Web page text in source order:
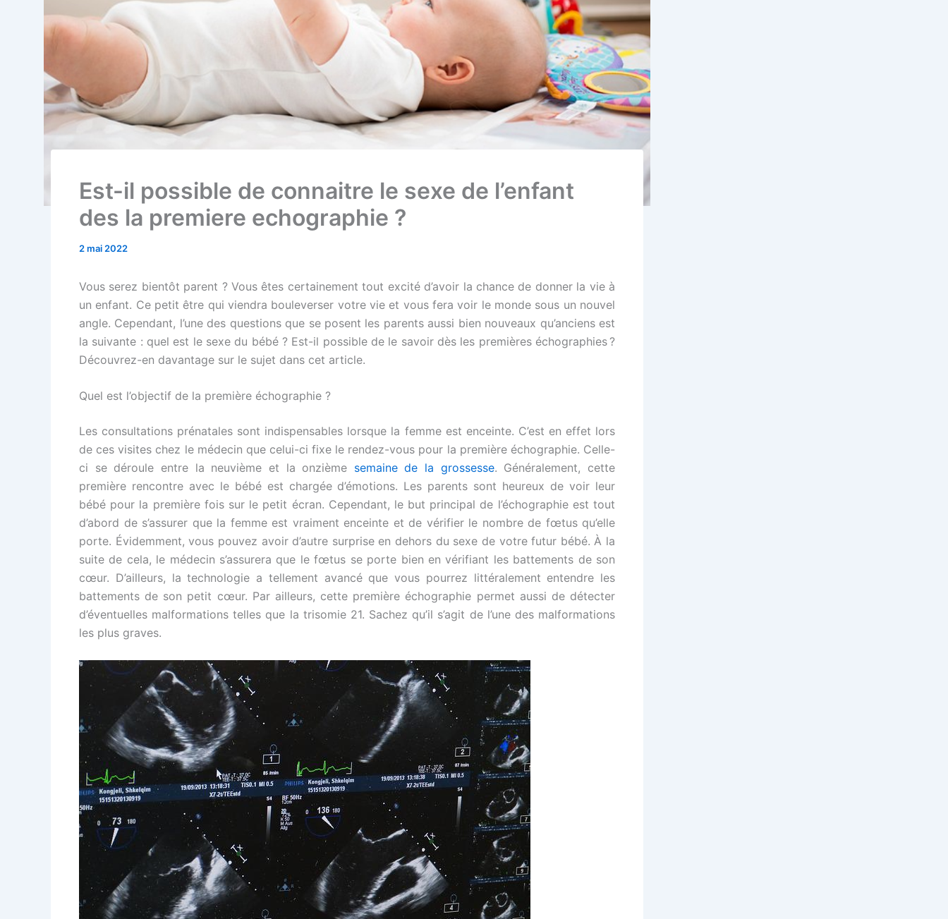
Est-il possible de connaitre le sexe de l’enfant
des la premiere echographie ?
2 mai 2022
Vous serez bientôt parent ? Vous êtes certainement tout excité d’avoir la chance de donner la vie à
un enfant. Ce petit être qui viendra bouleverser votre vie et vous fera voir le monde sous un nouvel
angle. Cependant, l’une des questions que se posent les parents aussi bien nouveaux qu’anciens est
la suivante : quel est le sexe du bébé ? Est-il possible de le savoir dès les premières échographies ?
Découvrez-en davantage sur le sujet dans cet article.
Quel est l’objectif de la première échographie ?
Les consultations prénatales sont indispensables lorsque la femme est enceinte. C’est en effet lors
de ces visites chez le médecin que celui-ci fixe le rendez-vous pour la première échographie. Celle-
ci se déroule entre la neuvième et la onzième semaine de la grossesse. Généralement, cette
première rencontre avec le bébé est chargée d’émotions. Les parents sont heureux de voir leur
bébé pour la première fois sur le petit écran. Cependant, le but principal de l’échographie est tout
d’abord de s’assurer que la femme est vraiment enceinte et de vérifier le nombre de fœtus qu’elle
porte. Évidemment, vous pouvez avoir d’autre surprise en dehors du sexe de votre futur bébé. À la
suite de cela, le médecin s’assurera que le fœtus se porte bien en vérifiant les battements de son
cœur. D’ailleurs, la technologie a tellement avancé que vous pourrez littéralement entendre les
battements de son petit cœur. Par ailleurs, cette première échographie permet aussi de détecter
d’éventuelles malformations telles que la trisomie 21. Sachez qu’il s’agit de l’une des malformations
les plus graves.